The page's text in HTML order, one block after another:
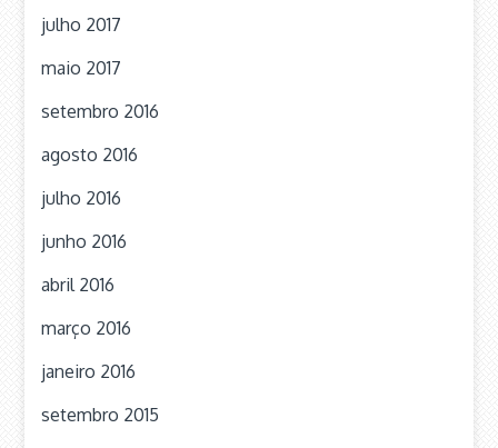
julho 2017
maio 2017
setembro 2016
agosto 2016
julho 2016
junho 2016
abril 2016
março 2016
janeiro 2016
setembro 2015